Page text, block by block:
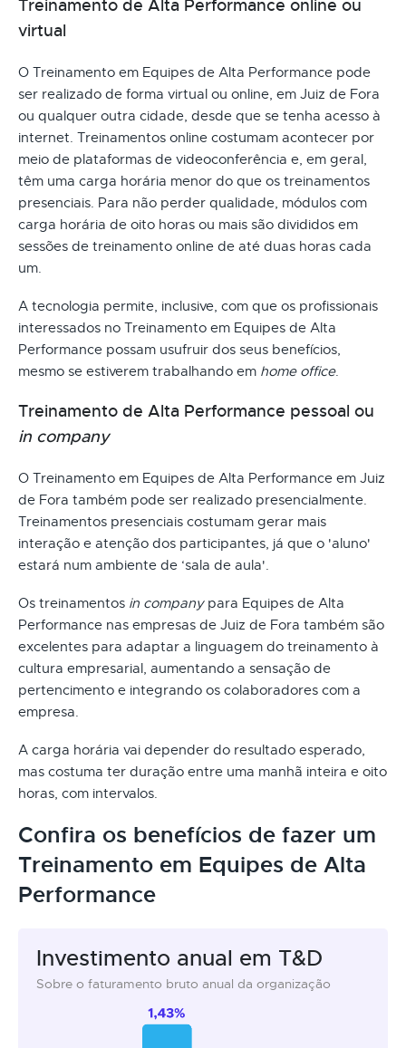
Treinamento de Alta Performance online ou
virtual
O Treinamento em Equipes de Alta Performance pode
ser realizado de forma virtual ou online, em Juiz de Fora
ou qualquer outra cidade, desde que se tenha acesso à
internet. Treinamentos online costumam acontecer por
meio de plataformas de videoconferência e, em geral,
têm uma carga horária menor do que os treinamentos
presenciais. Para não perder qualidade, módulos com
carga horária de oito horas ou mais são divididos em
sessões de treinamento online de até duas horas cada
um.
A tecnologia permite, inclusive, com que os profissionais
interessados no Treinamento em Equipes de Alta
Performance possam usufruir dos seus benefícios,
mesmo se estiverem trabalhando em home office.
Treinamento de Alta Performance pessoal ou
in company
O Treinamento em Equipes de Alta Performance em Juiz
de Fora também pode ser realizado presencialmente.
Treinamentos presenciais costumam gerar mais
interação e atenção dos participantes, já que o 'aluno'
estará num ambiente de ‘sala de aula'.
Os treinamentos in companypara Equipes de Alta
Performance nas empresas de Juiz de Fora também são
excelentes para adaptar a linguagem do treinamento à
cultura empresarial, aumentando a sensação de
pertencimento e integrando os colaboradores com a
empresa.
A carga horária vai depender do resultado esperado,
mas costuma ter duração entre uma manhã inteira e oito
horas, com intervalos.
Confira os benefícios de fazer um
Treinamento em Equipes de Alta
Performance
Investimento anual em T&D
Sobre o faturamento bruto anual da organização